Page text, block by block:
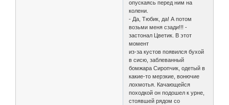
опускаясь перед ним на
колени.
- Да, Тюбик, да! А потом
возьми меня сзади!!! -
застонал Цветик. В этот
момент
из-за кустов появился бухой
в сисю, заблеванный
бомжара Сиропчик, одетый в
какие-то мерзкие, вонючие
лохмотья. Качающейся
походкой он подошел к урне,
стоявшей рядом со